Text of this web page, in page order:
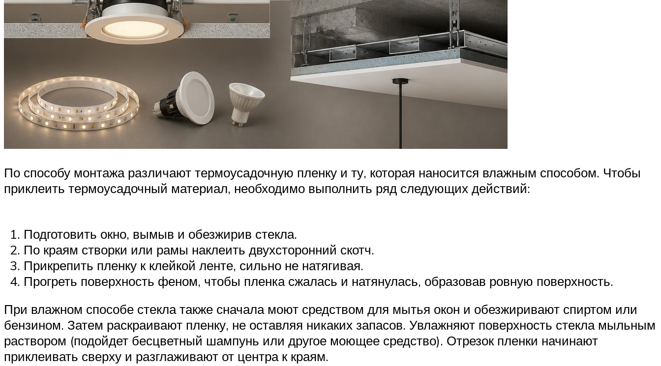
По способу монтажа различают термоусадочную пленку и ту, которая наносится влажным способом. Чтобы
приклеить термоусадочный материал, необходимо выполнить ряд следующих действий:
Подготовить окно, вымыв и обезжирив стекла.
По краям створки или рамы наклеить двухсторонний скотч.
Прикрепить пленку к клейкой ленте, сильно не натягивая.
Прогреть поверхность феном, чтобы пленка сжалась и натянулась, образовав ровную поверхность.
При влажном способе стекла также сначала моют средством для мытья окон и обезжиривают спиртом или
бензином. Затем раскраивают пленку, не оставляя никаких запасов. Увлажняют поверхность стекла мыльным
раствором (подойдет бесцветный шампунь или другое моющее средство). Отрезок пленки начинают
приклеивать сверху и разглаживают от центра к краям.